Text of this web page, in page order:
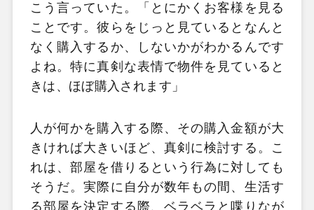
こう言っていた。「とにかくお客様を見る
ことです。彼らをじっと見ているとなんと
なく購入するか、しないかがわかるんです
よね。特に真剣な表情で物件を見ていると
きは、ほぼ購入されます」
人が何かを購入する際、その購入金額が大
きければ大きいほど、真剣に検討する。こ
れは、部屋を借りるという行為に対しても
そうだ。実際に自分が数年もの間、生活す
る部屋を決定する際、ベラベラと喋りなが